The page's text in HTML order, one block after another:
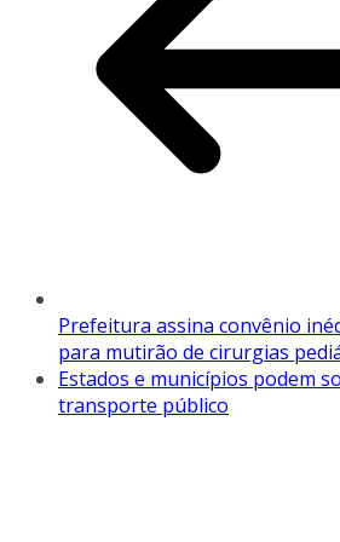
Prefeitura assina convênio
para mutirão de cirurgias
Estados e municípios podem
transporte público